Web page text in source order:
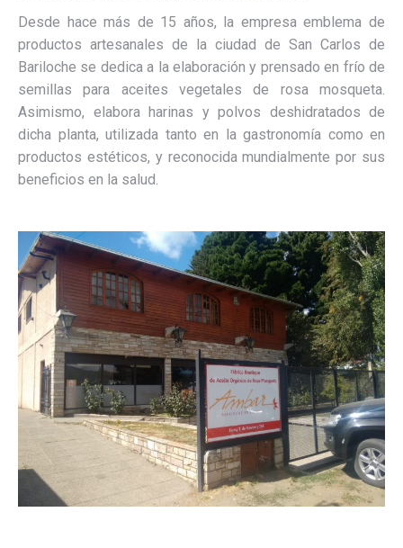
Desde hace más de 15 años, la empresa emblema de
productos artesanales de la ciudad de San Carlos de
Bariloche se dedica a la elaboración y prensado en frío de
semillas para aceites vegetales de rosa mosqueta.
Asimismo, elabora harinas y polvos deshidratados de
dicha planta, utilizada tanto en la gastronomía como en
productos estéticos, y reconocida mundialmente por sus
beneficios en la salud.